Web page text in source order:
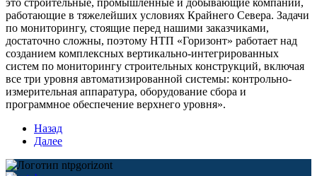
работающие в тяжелейших условиях Крайнего Севера. Задачи
по мониторингу, стоящие перед нашими заказчиками,
достаточно сложны, поэтому НТП «Горизонт» работает над
созданием комплексных вертикально-интегрированных
систем по мониторингу строительных конструкций, включая
все три уровня автоматизированной системы: контрольно-
измерительная аппаратура, оборудование сбора и
программное обеспечение верхнего уровня».
Назад
Далее